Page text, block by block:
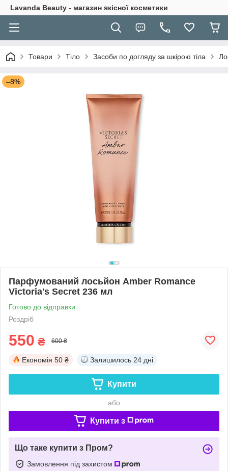
Lavanda Beauty - магазин якісної косметики
Товари Тіло Засоби по догляду за шкірою тіла
–8%
Парфумований лосьйон Amber Romance
Victoria's Secret 236 мл
Готово до відправки
Роздріб
550 ₴ 600 ₴
Економія 50 ₴ Залишилось 24 дні
Купити
або
Купити з
Що таке купити з Пром?
Замовлення під захистом